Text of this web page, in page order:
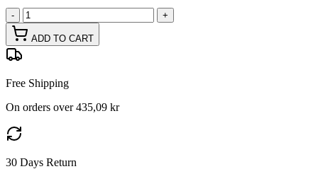
- +
ADD TO CART
Free Shipping
On orders over 435,09 kr
30 Days Return